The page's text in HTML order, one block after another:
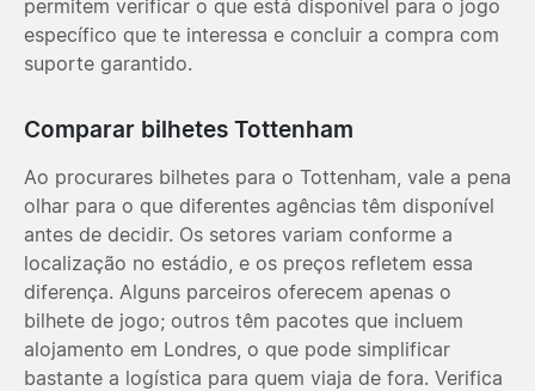
permitem verificar o que está disponível para o jogo
específico que te interessa e concluir a compra com
suporte garantido.
Comparar bilhetes Tottenham
Ao procurares bilhetes para o Tottenham, vale a pena
olhar para o que diferentes agências têm disponível
antes de decidir. Os setores variam conforme a
localização no estádio, e os preços refletem essa
diferença. Alguns parceiros oferecem apenas o
bilhete de jogo; outros têm pacotes que incluem
alojamento em Londres, o que pode simplificar
bastante a logística para quem viaja de fora. Verifica